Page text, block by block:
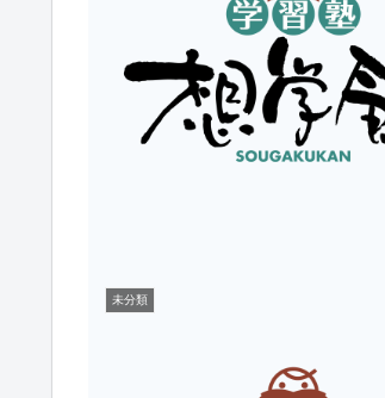
未分類